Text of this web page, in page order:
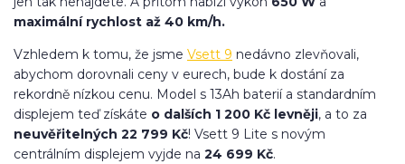
maximální rychlost až 40 km/h.
Vzhledem k tomu, že jsme Vsett 9 nedávno zlevňovali,
abychom dorovnali ceny v eurech, bude k dostání za
rekordně nízkou cenu. Model s 13Ah baterií a standardním
displejem teď získáte o dalších 1 200 Kč levněji, a to za
neuvěřitelných 22 799 Kč! Vsett 9 Lite s novým
centrálním displejem vyjde na 24 699 Kč.